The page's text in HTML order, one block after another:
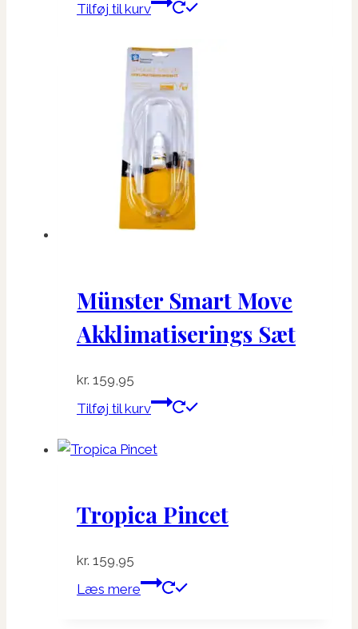
Tilføj til kurv
Münster Smart Move
Akklimatiserings Sæt
kr. 159,95
Tilføj til kurv
Tropica Pincet
kr. 159,95
Læs mere